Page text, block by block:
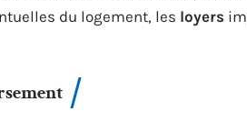
du logement, les loyers